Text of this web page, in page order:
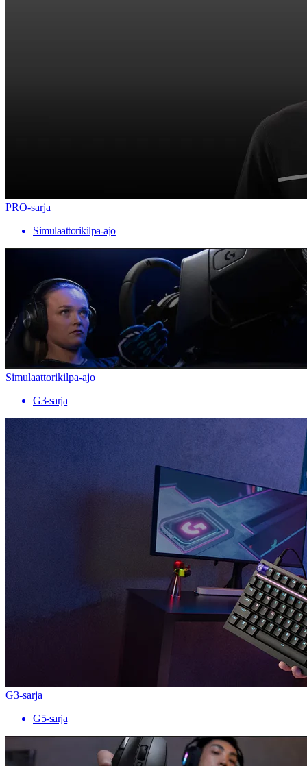
PRO-sarja
Simulaattorikilpa-ajo
Simulaattorikilpa-ajo
G3-sarja
G3-sarja
G5-sarja